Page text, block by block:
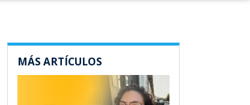
MÁS ARTÍCULOS